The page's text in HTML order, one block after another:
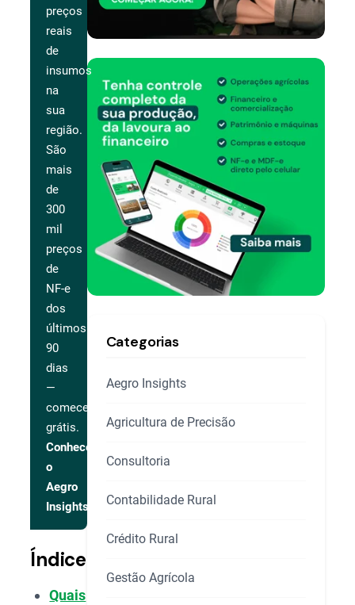
preços
reais
de
insumos
na
sua
região.
São
mais
de
300
mil
preços
de
NF-e
dos
últimos
90
dias
—
comece
grátis.
Conhecer
o
Aegro
Insights
Índice
Quais
Categorias
Aegro Insights
Agricultura de Precisão
Consultoria
Contabilidade Rural
Crédito Rural
Gestão Agrícola